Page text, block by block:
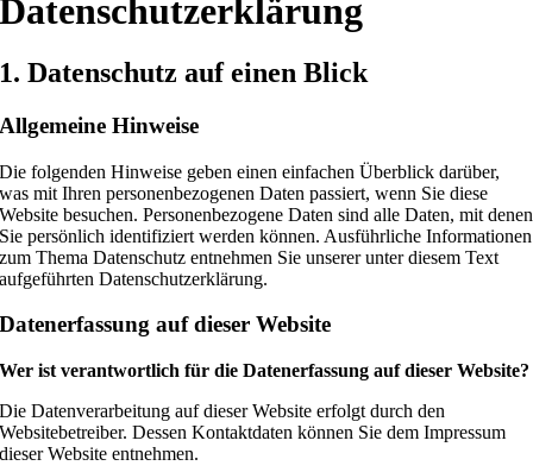
Datenschutzerklärung
1. Datenschutz auf einen Blick
Allgemeine Hinweise
Die folgenden Hinweise geben einen einfachen Überblick darüber,
was mit Ihren personenbezogenen Daten passiert, wenn Sie diese
Website besuchen. Personenbezogene Daten sind alle Daten, mit denen
Sie persönlich identifiziert werden können. Ausführliche Informationen
zum Thema Datenschutz entnehmen Sie unserer unter diesem Text
aufgeführten Datenschutzerklärung.
Datenerfassung auf dieser Website
Wer ist verantwortlich für die Datenerfassung auf dieser Website?
Die Datenverarbeitung auf dieser Website erfolgt durch den
Websitebetreiber. Dessen Kontaktdaten können Sie dem Impressum
dieser Website entnehmen.